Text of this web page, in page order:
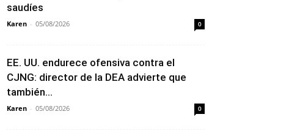
saudíes
Karen - 05/08/2026 0
EE. UU. endurece ofensiva contra el
CJNG: director de la DEA advierte que
también...
Karen - 05/08/2026 0